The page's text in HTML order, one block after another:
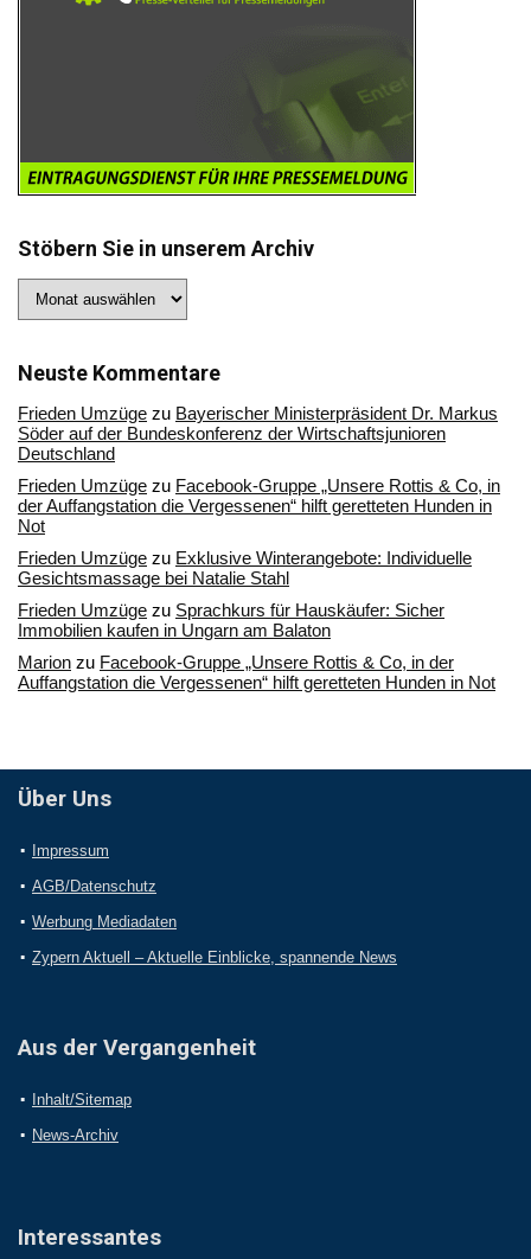
Stöbern Sie in unserem Archiv
Sie
Archiv
Neuste Kommentare
Frieden Umzüge zu Bayerischer Ministerpräsident Dr. Markus
Söder auf der Bundeskonferenz der Wirtschaftsjunioren
Deutschland
Frieden Umzüge zu Facebook-Gruppe „Unsere Rottis & Co, in
der Auffangstation die Vergessenen“ hilft geretteten Hunden in
Not
Frieden Umzüge zu Exklusive Winterangebote: Individuelle
Gesichtsmassage bei Natalie Stahl
Frieden Umzüge zu Sprachkurs für Hauskäufer: Sicher
Immobilien kaufen in Ungarn am Balaton
Marion zu Facebook-Gruppe „Unsere Rottis & Co, in der
Auffangstation die Vergessenen“ hilft geretteten Hunden in Not
Über Uns
Impressum
AGB/Datenschutz
Werbung Mediadaten
Zypern Aktuell – Aktuelle Einblicke, spannende News
Aus der Vergangenheit
Inhalt/Sitemap
News-Archiv
Interessantes